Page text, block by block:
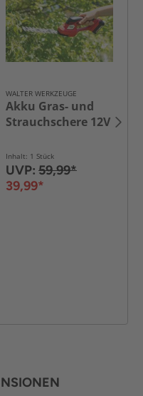
WALTER WERKZEUGE
Akku Gras- und
Strauchschere 12V
Inhalt: 1 Stück
UVP: 59,99*
39,99*